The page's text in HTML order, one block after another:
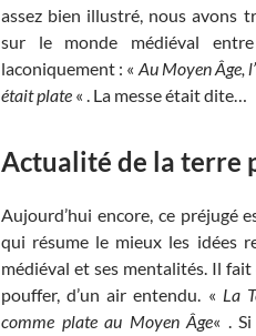
assez bien illustré, nous avons
sur le monde médiéval
laconiquement : « Au Moyen Âge,
était plate « . La messe était dite…
Actualité de la terre
Aujourd’hui encore, ce préjugé
qui résume le mieux les idées
médiéval et ses mentalités. Il
pouffer, d’un air entendu. « La
comme plate au Moyen Âge« .